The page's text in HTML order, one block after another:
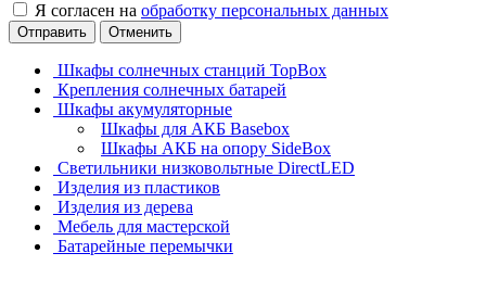
Я согласен на обработку персональных данных
Отправить Отменить
Шкафы солнечных станций TopBox
Крепления солнечных батарей
Шкафы акумуляторные
Шкафы для АКБ Basebox
Шкафы АКБ на опору SideBox
Светильники низковольтные DirectLED
Изделия из пластиков
Изделия из дерева
Мебель для мастерской
Батарейные перемычки